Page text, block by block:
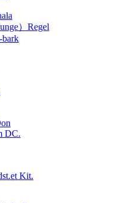
）Regel
bark
DC.
Kit.